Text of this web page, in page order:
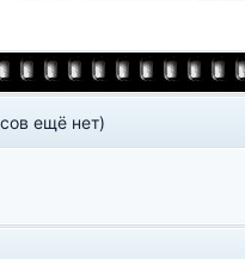
ещё нет)